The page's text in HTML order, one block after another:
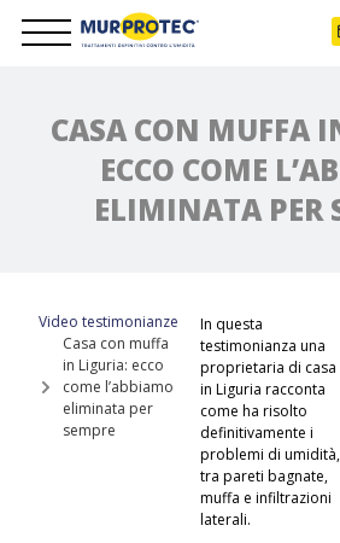
CASA CON MUFFA
ECCO COME
ELIMINATA PER
Video testimonianze
Casa con muffa
in Liguria: ecco
come l’abbiamo
eliminata per
sempre
In questa
testimonianza una
proprietaria di casa
in Liguria racconta
come ha risolto
definitivamente i
problemi di umidità,
tra pareti bagnate,
muffa e infiltrazioni
laterali.